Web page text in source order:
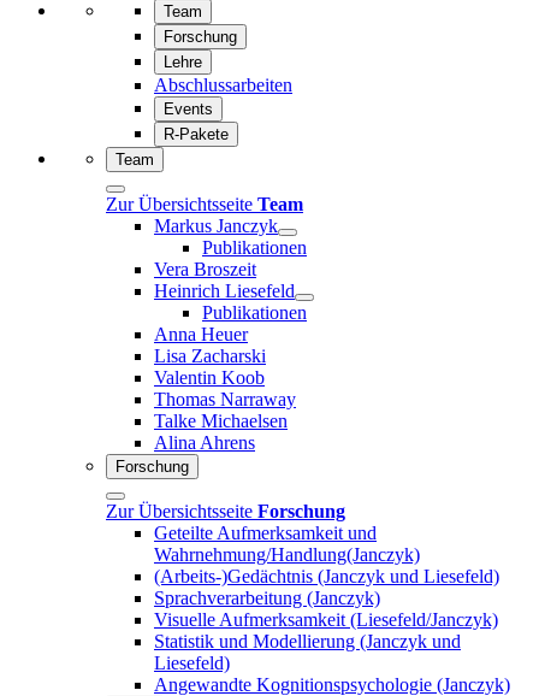
Team
Forschung
Lehre
Abschlussarbeiten
Events
R-Pakete
Team
Zur Übersichtsseite Team
Markus Janczyk
Publikationen
Vera Broszeit
Heinrich Liesefeld
Publikationen
Anna Heuer
Lisa Zacharski
Valentin Koob
Thomas Narraway
Talke Michaelsen
Alina Ahrens
Forschung
Zur Übersichtsseite Forschung
Geteilte Aufmerksamkeit und
Wahrnehmung/Handlung(Janczyk)
(Arbeits-)Gedächtnis (Janczyk und Liesefeld)
Sprachverarbeitung (Janczyk)
Visuelle Aufmerksamkeit (Liesefeld/Janczyk)
Statistik und Modellierung (Janczyk und
Liesefeld)
Angewandte Kognitionspsychologie (Janczyk)